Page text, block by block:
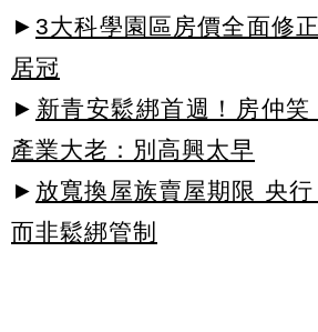
► 3大科學園區房價全面修
居冠
► 新青安鬆綁首週！房仲笑
產業大老：別高興太早
► 放寬換屋族賣屋期限 央
而非鬆綁管制